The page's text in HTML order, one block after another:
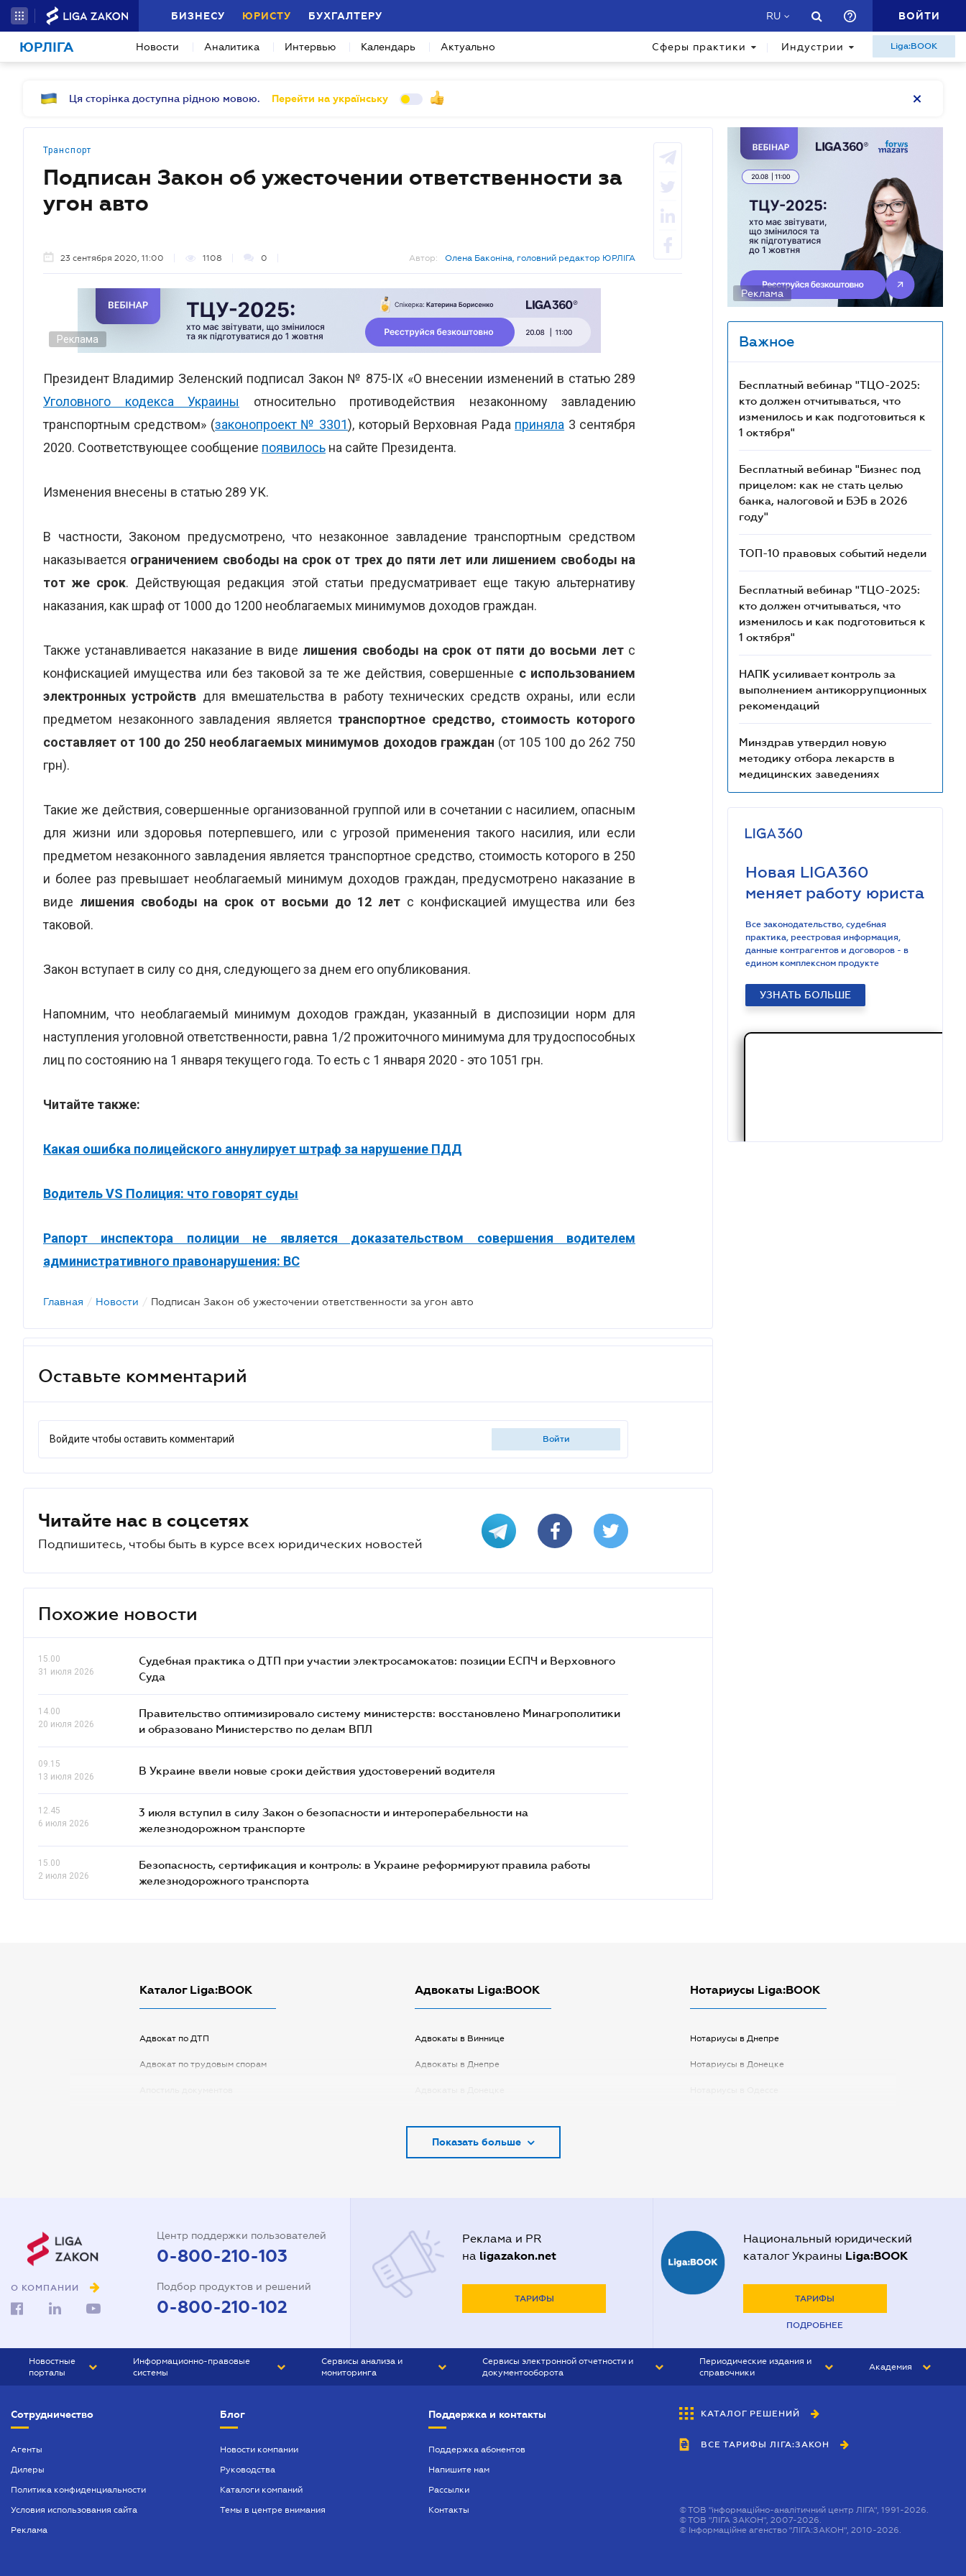
БИЗНЕСУ ЮРИСТУ БУХГАЛТЕРУ RU ВОЙТИ
ЮРЛІГА Новости Аналитика Интервью Календарь Актуально Сферы практики Индустрии Liga:BOOK
Ця сторінка доступна рідною мовою. Перейти на українську
Транспорт
Подписан Закон об ужесточении ответственности за
угон авто
23 сентября 2020, 11:00 1108 0 Автор: Олена Баконіна, головний редактор ЮРЛІГА
Реклама
Президент Владимир Зеленский подписал Закон № 875-IX «О внесении изменений в статью 289
Уголовного кодекса Украины относительно противодействия незаконному завладению
транспортным средством» (законопроект № 3301), который Верховная Рада приняла 3 сентября
2020. Соответствующее сообщение появилось на сайте Президента.
Изменения внесены в статью 289 УК.
В частности, Законом предусмотрено, что незаконное завладение транспортным средством
наказывается ограничением свободы на срок от трех до пяти лет или лишением свободы на
тот же срок. Действующая редакция этой статьи предусматривает еще такую альтернативу
наказания, как шраф от 1000 до 1200 необлагаемых минимумов доходов граждан.
Также устанавливается наказание в виде лишения свободы на срок от пяти до восьми лет с
конфискацией имущества или без таковой за те же действия, совершенные с использованием
электронных устройств для вмешательства в работу технических средств охраны, или если
предметом незаконного завладения является транспортное средство, стоимость которого
составляет от 100 до 250 необлагаемых минимумов доходов граждан (от 105 100 до 262 750
грн).
Такие же действия, совершенные организованной группой или в сочетании с насилием, опасным
для жизни или здоровья потерпевшего, или с угрозой применения такого насилия, или если
предметом незаконного завладения является транспортное средство, стоимость которого в 250
и более раз превышает необлагаемый минимум доходов граждан, предусмотрено наказание в
виде лишения свободы на срок от восьми до 12 лет с конфискацией имущества или без
таковой.
Закон вступает в силу со дня, следующего за днем его опубликования.
Напомним, что необлагаемый минимум доходов граждан, указанный в диспозиции норм для
наступления уголовной ответственности, равна 1/2 прожиточного минимума для трудоспособных
лиц по состоянию на 1 января текущего года. То есть с 1 января 2020 - это 1051 грн.
Читайте также:
Какая ошибка полицейского аннулирует штраф за нарушение ПДД
Водитель VS Полиция: что говорят суды
Рапорт инспектора полиции не является доказательством совершения водителем
административного правонарушения: ВС
Главная / Новости / Подписан Закон об ужесточении ответственности за угон авто
Оставьте комментарий
Войдите чтобы оставить комментарий войти
Читайте нас в соцсетях
Подпишитесь, чтобы быть в курсе всех юридических новостей
Похожие новости
15.00
31 июля 2026
Судебная практика о ДТП при участии электросамокатов: позиции ЕСПЧ и Верховного
Суда
14.00
20 июля 2026
Правительство оптимизировало систему министерств: восстановлено Минагрополитики
и образовано Министерство по делам ВПЛ
09.15
13 июля 2026
В Украине ввели новые сроки действия удостоверений водителя
12.45
6 июля 2026
3 июля вступил в силу Закон о безопасности и интероперабельности на
железнодорожном транспорте
15.00
2 июля 2026
Безопасность, сертификация и контроль: в Украине реформируют правила работы
железнодорожного транспорта
Реклама
Важное
Бесплатный вебинар "ТЦО-2025:
кто должен отчитываться, что
изменилось и как подготовиться к
1 октября"
Бесплатный вебинар "Бизнес под
прицелом: как не стать целью
банка, налоговой и БЭБ в 2026
году"
ТОП-10 правовых событий недели
Бесплатный вебинар "ТЦО-2025:
кто должен отчитываться, что
изменилось и как подготовиться к
1 октября"
НАПК усиливает контроль за
выполнением антикоррупционных
рекомендаций
Минздрав утвердил новую
методику отбора лекарств в
медицинских заведениях
Новая LIGA360
меняет работу юриста
Все законодательство, судебная
практика, реестровая информация,
данные контрагентов и договоров - в
едином комплексном продукте
УЗНАТЬ БОЛЬШЕ
Каталог Liga:BOOK
Адвокат по ДТП
Адвокат по трудовым спорам
представление интересов в
суде
Доверенность на регистрацию
юридического лица
Договор аренды квартиры
Адвокаты Liga:BOOK
Адвокаты в Виннице
Адвокаты в Днепре
Адвокаты в Киеве
Адвокаты в Полтаве
Адвокаты в Харькове
Нотариусы Liga:BOOK
Нотариусы в Днепре
Нотариусы в Донецке
Показать больше
О КОМПАНИИ
Центр поддержки пользователей
0-800-210-103
Подбор продуктов и решений
0-800-210-102
Реклама и PR
на ligazakon.net
ТАРИФЫ
Национальный юридический
каталог Украины Liga:BOOK
ТАРИФЫ
ПОДРОБНЕЕ
Новостные
порталы
БИЗНЕС
Информационно-правовые
системы
БУХГАЛТЕР ПРОФ
ЮРИСТ ПРОФ
Сервисы анализа и
мониторинга
Сервисы электронной отчетности и
документооборота
Периодические издания и
справочники
БУХГАЛТЕР&ЗАКОН
ВЕСТНИК МСФО
Академия
Сотрудничество
Агенты
Дилеры
Политика конфиденциальности
Условия использования сайта
Реклама
Блог
Новости компании
Руководства
Каталоги компаний
Темы в центре внимания
Поддержка и контакты
Поддержка абонентов
Напишите нам
Рассылки
Контакты
КАТАЛОГ РЕШЕНИЙ
ВСЕ ТАРИФЫ ЛІГА:ЗАКОН
©ТОВ "інформаційно-аналітичний центр ЛІГА", 1991-2026.
©ТОВ "ЛІГА ЗАКОН", 2007-2026.
© Інформаційне агенство "ЛІГА:ЗАКОН", 2010-2026.